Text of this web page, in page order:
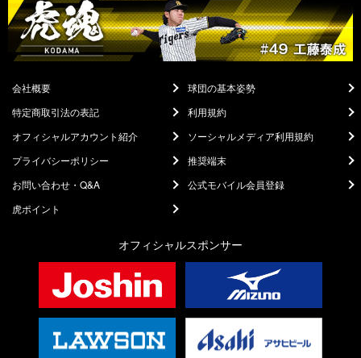
会社概要
球団の基本姿勢
特定商取引法の表記
利用規約
オフィシャルアカウント紹介
ソーシャルメディア利用規約
プライバシーポリシー
推奨端末
お問い合わせ・Q&A
公式モバイル会員登録
虎ポイント
オフィシャルスポンサー